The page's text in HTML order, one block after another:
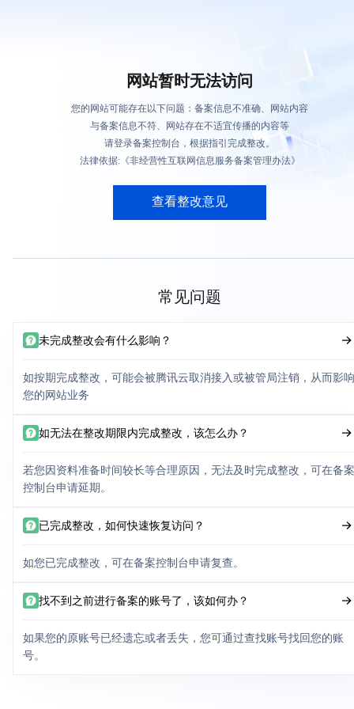
网站暂时无法访问
您的网站可能存在以下问题：备案信息不准确、网站内容
与备案信息不符、网站存在不适宜传播的内容等
请登录备案控制台，根据指引完成整改。
法律依据:《非经营性互联网信息服务备案管理办法》
查看整改意见
常见问题
未完成整改会有什么影响？
如按期完成整改，可能会被腾讯云取消接入或被管局注销，从而影响
您的网站业务
如无法在整改期限内完成整改，该怎么办？
若您因资料准备时间较长等合理原因，无法及时完成整改，可在备案
控制台申请延期。
已完成整改，如何快速恢复访问？
如您已完成整改，可在备案控制台申请复查。
找不到之前进行备案的账号了，该如何办？
如果您的原账号已经遗忘或者丢失，您可通过查找账号找回您的账
号。